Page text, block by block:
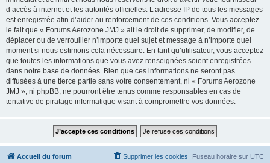
d’accès à internet et les autorités officielles. L’adresse IP de tous les messages
est enregistrée afin d’aider au renforcement de ces conditions. Vous acceptez
le fait que « Forums Aerozone JMJ » ait le droit de supprimer, de modifier, de
déplacer ou de verrouiller n’importe quel sujet et message à n’importe quel
moment si nous estimons cela nécessaire. En tant qu’utilisateur, vous acceptez
que toutes les informations que vous avez renseignées soient enregistrées
dans notre base de données. Bien que ces informations ne seront pas
diffusées à une tierce partie sans votre consentement, ni « Forums Aerozone
JMJ », ni phpBB, ne pourront être tenus comme responsables en cas de
tentative de piratage informatique visant à compromettre vos données.
Accueil du forum Fuseau horaire sur UTC
Supprimer les cookies